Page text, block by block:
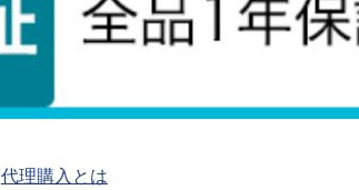
代理購入とは